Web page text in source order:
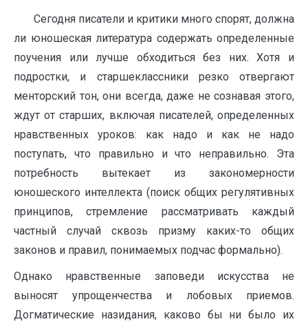
Сегодня писатели и критики много спорят, должна
ли юношеская литература содержать определенные
поучения или лучше обходиться без них. Хотя и
подростки, и старшеклассники резко отвергают
менторский тон, они всегда, даже не сознавая этого,
ждут от старших, включая писателей, определенных
нравственных уроков: как надо и как не надо
поступать, что правильно и что неправильно. Эта
потребность вытекает из закономерности
юношеского интеллекта (поиск общих регулятивных
принципов, стремление рассматривать каждый
частный случай сквозь призму каких-то общих
законов и правил, понимаемых подчас формально).
Однако нравственные заповеди искусства не
выносят упрощенчества и лобовых приемов.
Догматические назидания, каково бы ни было их